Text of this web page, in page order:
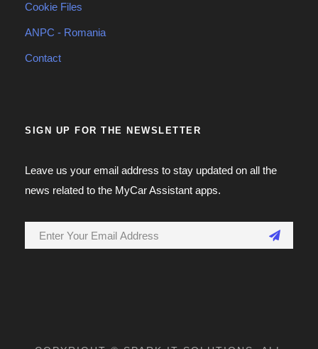
Cookie Files
ANPC - Romania
Contact
SIGN UP FOR THE NEWSLETTER
Leave us your email address to stay updated on all the
news related to the MyCar Assistant apps.